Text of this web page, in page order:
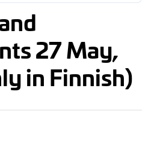
27 May,
in Finnish)